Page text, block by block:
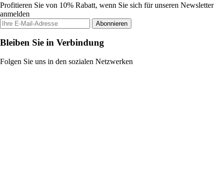
Profitieren Sie von 10% Rabatt, wenn Sie sich für unseren Newsletter
anmelden
Abonnieren
Bleiben Sie in Verbindung
Folgen Sie uns in den sozialen Netzwerken